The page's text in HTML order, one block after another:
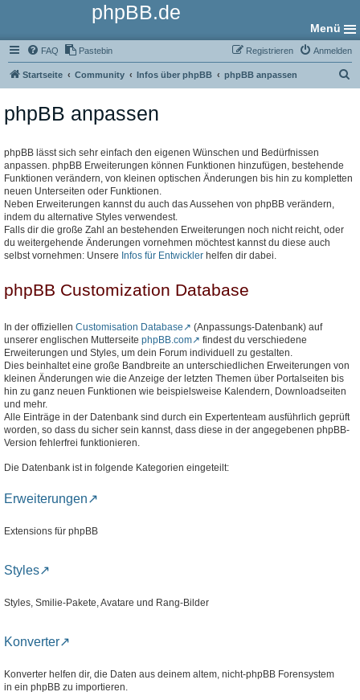
phpBB.de
Menü
FAQ Pastebin Anmelden
Registrieren
Startseite Community Infos über phpBB phpBB anpassen
phpBB anpassen
phpBB lässt sich sehr einfach den eigenen Wünschen und Bedürfnissen
anpassen. phpBB Erweiterungen können Funktionen hinzufügen, bestehende
Funktionen verändern, von kleinen optischen Änderungen bis hin zu kompletten
neuen Unterseiten oder Funktionen.
Neben Erweiterungen kannst du auch das Aussehen von phpBB verändern,
indem du alternative Styles verwendest.
Falls dir die große Zahl an bestehenden Erweiterungen noch nicht reicht, oder
du weitergehende Änderungen vornehmen möchtest kannst du diese auch
selbst vornehmen: Unsere Infos für Entwickler helfen dir dabei.
phpBB Customization Database
In der offiziellen Customisation Database
(Anpassungs-Datenbank) auf
unserer englischen Mutterseite phpBB.com
findest du verschiedene
Erweiterungen und Styles, um dein Forum individuell zu gestalten.
Dies beinhaltet eine große Bandbreite an unterschiedlichen Erweiterungen von
kleinen Änderungen wie die Anzeige der letzten Themen über Portalseiten bis
hin zu ganz neuen Funktionen wie beispielsweise Kalendern, Downloadseiten
und mehr.
Alle Einträge in der Datenbank sind durch ein Expertenteam ausführlich geprüft
worden, so dass du sicher sein kannst, dass diese in der angegebenen phpBB-
Version fehlerfrei funktionieren.
Die Datenbank ist in folgende Kategorien eingeteilt:
Erweiterungen
Extensions für phpBB
Styles
Styles, Smilie-Pakete, Avatare und Rang-Bilder
Konverter
Konverter helfen dir, die Daten aus deinem altem, nicht-phpBB Forensystem
in ein phpBB zu importieren.